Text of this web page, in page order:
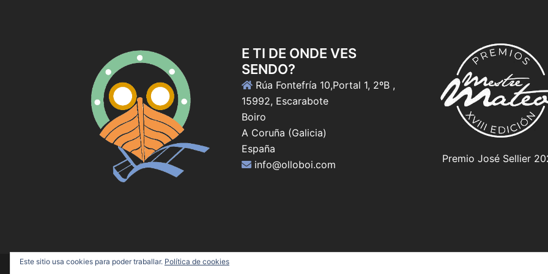
E TI DE ONDE VES
SENDO?
Rúa Fontefría 10,Portal 1, 2ºB ,
15992, Escarabote
Boiro
A Coruña (Galicia)
España
info@olloboi.com
Premio José Sellier
Este sitio usa cookies para poder traballar. Política de cookies